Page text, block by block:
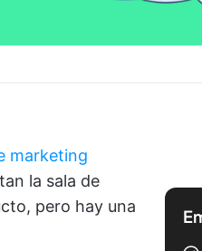
marketing
la sala de
pero hay una